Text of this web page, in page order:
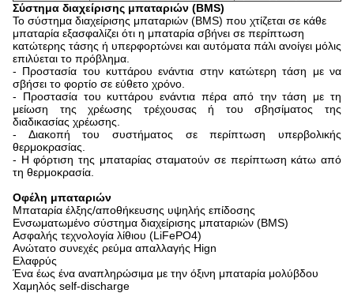
Σύστημα διαχείρισης μπαταριών (BMS)
Το σύστημα διαχείρισης μπαταριών (BMS) που χτίζεται σε κάθε
μπαταρία εξασφαλίζει ότι η μπαταρία σβήνει σε περίπτωση
κατώτερης τάσης ή υπερφορτώνει και αυτόματα πάλι ανοίγει μόλις
επιλύεται το πρόβλημα.
- Προστασία του κυττάρου ενάντια στην κατώτερη τάση με να
σβήσει το φορτίο σε εύθετο χρόνο.
- Προστασία του κυττάρου ενάντια πέρα από την τάση με τη
μείωση της χρέωσης τρέχουσας ή του σβησίματος της
διαδικασίας χρέωσης.
- Διακοπή του συστήματος σε περίπτωση υπερβολικής
θερμοκρασίας.
- Η φόρτιση της μπαταρίας σταματούν σε περίπτωση κάτω από
τη θερμοκρασία.
Οφέλη μπαταριών
Μπαταρία έλξης/αποθήκευσης υψηλής επίδοσης
Ενσωματωμένο σύστημα διαχείρισης μπαταριών (BMS)
Ασφαλής τεχνολογία λίθιου (LiFePO4)
Ανώτατο συνεχές ρεύμα απαλλαγής Hign
Ελαφρύς
Ένα έως ένα αναπληρώσιμα με την όξινη μπαταρία μολύβδου
Χαμηλός self-discharge